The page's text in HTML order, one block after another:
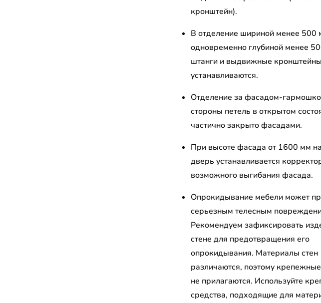
кронштейн).
В отделение шириной менее 500
одновременно глубиной менее
штанги и выдвижные
устанавливаются.
Отделение за фасадом-
стороны петель в открытом
частично закрыто фасадами.
При высоте фасада от 1600 мм
дверь устанавливается
возможного выгибания фасада.
Опрокидывание мебели может
серьезным телесным
Рекомендуем зафиксировать
стене для предотвращения его
опрокидывания. Материалы стен
различаются, поэтому
не прилагаются. Используйте
средства, подходящие для